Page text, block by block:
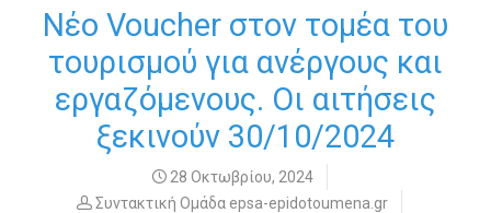
Νέο Voucher στον τομέα του
τουρισμού για ανέργους και
εργαζόμενους. Οι αιτήσεις
ξεκινούν 30/10/2024
28 Οκτωβρίου, 2024
Συντακτική Ομάδα epsa-epidotoumena.gr